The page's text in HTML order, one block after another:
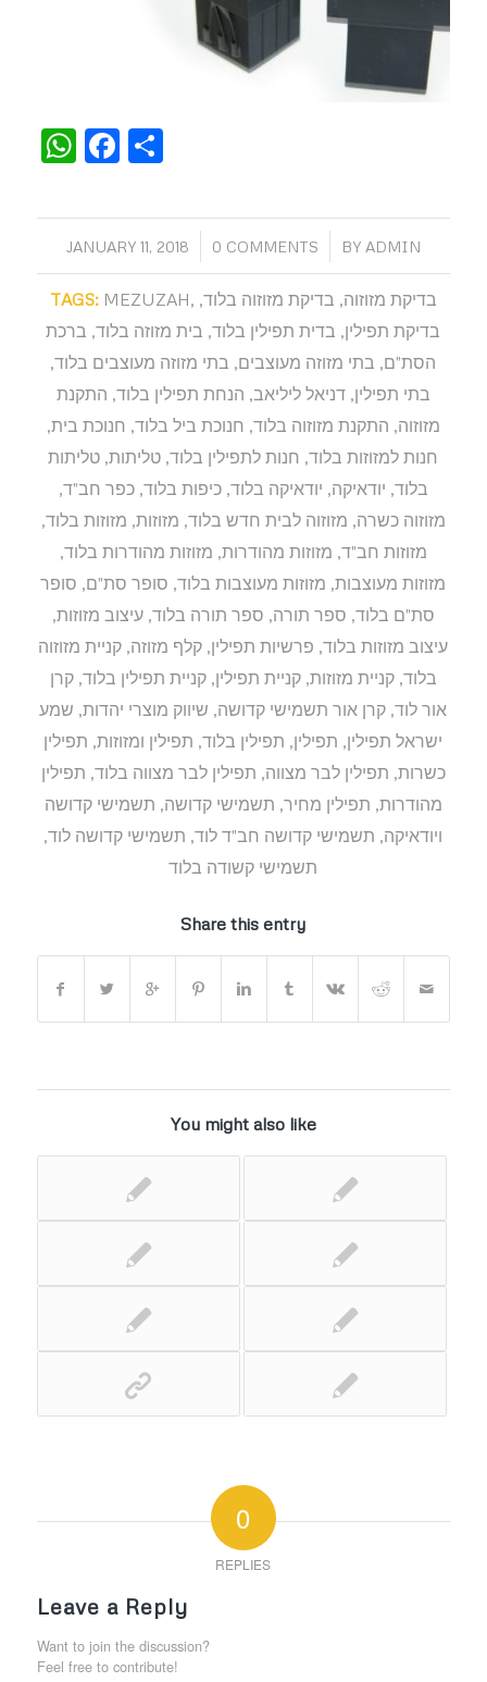
WhatsApp
Facebook
Share
JANUARY 11, 2018
/ 0 COMMENTS
/ BY ADMIN
TAGS: MEZUZAH, בדיקת מזוזוה, בדיקת מזוזוה בלוד,
בדיקת תפילין, בדית תפילין בלוד, בית מזוזה בלוד, ברכת
הסת"ם, בתי מזוזה מעוצבים, בתי מזוזה מעוצבים בלוד,
בתי תפילין,דניאל ליליאב, הנחת תפילין בלוד, התקנת
מזוזוה, התקנת מזוזוה בלוד, חנוכת ביל בלוד, חנוכת בית,
חנות למזוזות בלוד, חנות לתפילין בלוד, טליתות, טליתות
בלוד, יודאיקה, יודאיקה בלוד,כיפות בלוד,כפר חב"ד,
מזוזוה כשרה, מזוזוה לבית חדש בלוד, מזוזות, מזוזות בלוד,
מזוזות חב"ד, מזוזות מהודרות, מזוזות מהודרות בלוד,
מזוזות מעוצבות, מזוזות מעוצבות בלוד, סופר סת"ם, סופר
סת"ם בלוד, ספר תורה, ספר תורה בלוד,עיצוב מזוזות,
עיצוב מזוזות בלוד, פרשיות תפילין, קלף מזוזה, קניית מזוזוה
בלוד,קניית מזוזות,קניית תפילין,קניית תפילין בלוד,קרן
אור לוד, קרן אור תשמישי קדושה, שיווק מוצרי יהדות, שמע
ישראל תפילין, תפילין, תפילין בלוד, תפילין ומזוזות, תפילין
כשרות, תפילין לבר מצווה, תפילין לבר מצווה בלוד, תפילין
מהודרות, תפילין מחיר, תשמישי קדושה, תשמישי קדושה
ויודאיקה, תשמישי קדושה חב"ד לוד, תשמישי קדושה לוד,
תשמישי קשודה בלוד
Share this entry
You might also like
0
REPLIES
Leave a Reply
Want to join the discussion?
Feel free to contribute!